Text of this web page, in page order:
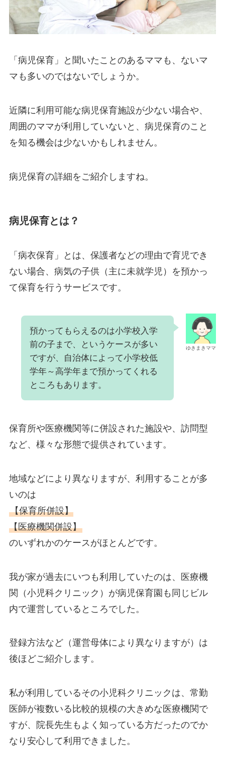
「病児保育」と聞いたことのあるママも、ないマ
マも多いのではないでしょうか。
近隣に利用可能な病児保育施設が少ない場合や、
周囲のママが利用していないと、病児保育のこと
を知る機会は少ないかもしれません。
病児保育の詳細をご紹介しますね。
病児保育とは？
「病衣保育」とは、保護者などの理由で育児でき
ない場合、病気の子供（主に未就学児）を預かっ
て保育を行うサービスです。
ゆきまきママ
預かってもらえるのは小学校入学
前の子まで、というケースが多い
ですが、自治体によって小学校低
学年～高学年まで預かってくれる
ところもあります。
保育所や医療機関等に併設された施設や、訪問型
など、様々な形態で提供されています。
地域などにより異なりますが、利用することが多
いのは
【保育所併設】
【医療機関併設】
のいずれかのケースがほとんどです。
我が家が過去にいつも利用していたのは、医療機
関（小児科クリニック）が病児保育園も同じビル
内で運営しているところでした。
登録方法など（運営母体により異なりますが）は
後ほどご紹介します。
私が利用しているその小児科クリニックは、常勤
医師が複数いる比較的規模の大きめな医療機関で
すが、院長先生もよく知っている方だったのでか
なり安心して利用できました。